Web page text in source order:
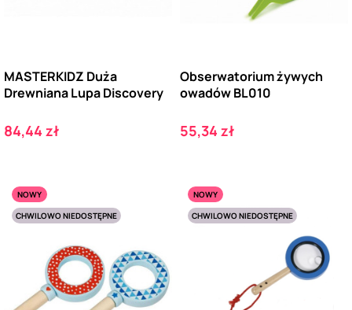
MASTERKIDZ Duża
Drewniana Lupa Discovery
Cena
84,44 zł
Obserwatorium żywych
owadów BL010
Cena
55,34 zł
NOWY
CHWILOWO NIEDOSTĘPNE
NOWY
CHWILOWO NIEDOSTĘPNE